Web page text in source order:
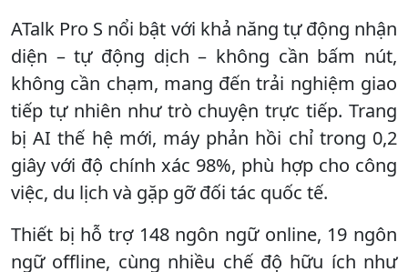
ATalk Pro S nổi bật với khả năng tự động nhận
diện – tự động dịch – không cần bấm nút,
không cần chạm, mang đến trải nghiệm giao
tiếp tự nhiên như trò chuyện trực tiếp. Trang
bị AI thế hệ mới, máy phản hồi chỉ trong 0,2
giây với độ chính xác 98%, phù hợp cho công
việc, du lịch và gặp gỡ đối tác quốc tế.
Thiết bị hỗ trợ 148 ngôn ngữ online, 19 ngôn
ngữ offline, cùng nhiều chế độ hữu ích như